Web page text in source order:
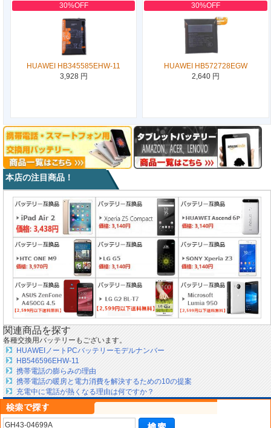
30%OFF
HUAWEI HB345585EHW-11
3,928 円
30%OFF
HUAWEI HB572728EGW
2,640 円
本店の注目商品！
関連商品を探す
各種交換用バッテリーもございます。
HUAWEIノートPCバッテリーモデルナンバー
HB546596EHW-11
携帯電話の膨らみの理由
携帯電話の暖房と電力消費を解決するための10の提案
充電中に電話が熱くなる理由は何ですか？